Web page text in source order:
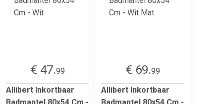
€ 47.99
Allibert Inkortbaar
€ 69.99
Allibert Inkortbaar